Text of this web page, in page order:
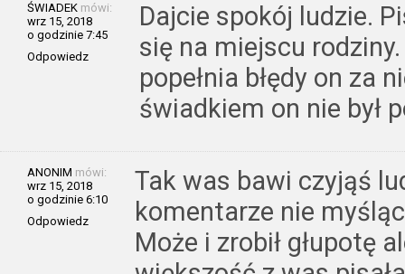
ŚWIADEK mówi:
wrz 15, 2018
o godzinie 7:45
Odpowiedz
Dajcie spokój ludzie.
się na miejscu
popełnia błędy on za
świadkiem on nie był
ANONIM mówi:
wrz 15, 2018
o godzinie 6:10
Odpowiedz
Tak was bawi czyjąś
komentarze nie
Może i zrobił głupotę